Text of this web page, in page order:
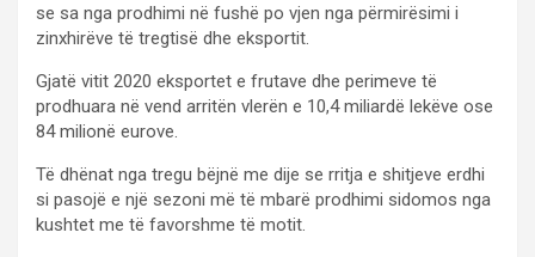
se sa nga prodhimi në fushë po vjen nga përmirësimi i
zinxhirëve të tregtisë dhe eksportit.
Gjatë vitit 2020 eksportet e frutave dhe perimeve të
prodhuara në vend arritën vlerën e 10,4 miliardë lekëve ose
84 milionë eurove.
Të dhënat nga tregu bëjnë me dije se rritja e shitjeve erdhi
si pasojë e një sezoni më të mbarë prodhimi sidomos nga
kushtet me të favorshme të motit.